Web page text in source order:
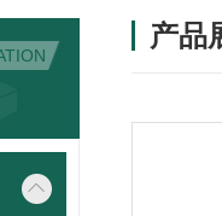
产品